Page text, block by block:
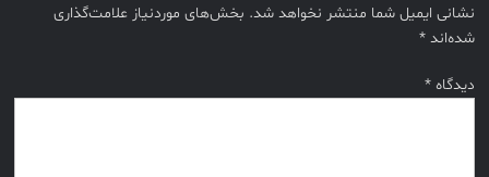
نشانی ایمیل شما منتشر نخواهد شد. بخش‌های موردنیاز علامت‌گذاری
شده‌اند*
دیدگاه*